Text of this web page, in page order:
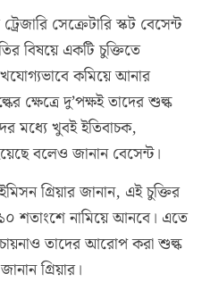
সেক্রেটারি স্কট বেসেন্ট
বিষয়ে একটি চুক্তিতে
কমিয়ে আনার
ক্ষেত্রে দু’পক্ষই তাদের শুল্ক
মধ্যে খুবই ইতিবাচক,
বলেও জানান বেসেন্ট।
গ্রিয়ার জানান, এই চুক্তির
শতাংশে নামিয়ে আনবে। এতে
তাদের আরোপ করা শুল্ক
গ্রিয়ার।